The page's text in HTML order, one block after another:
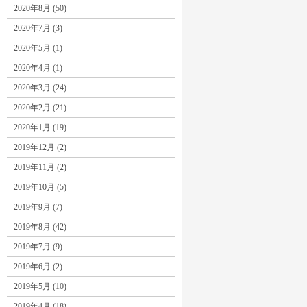
2020年8月 (50)
2020年7月 (3)
2020年5月 (1)
2020年4月 (1)
2020年3月 (24)
2020年2月 (21)
2020年1月 (19)
2019年12月 (2)
2019年11月 (2)
2019年10月 (5)
2019年9月 (7)
2019年8月 (42)
2019年7月 (9)
2019年6月 (2)
2019年5月 (10)